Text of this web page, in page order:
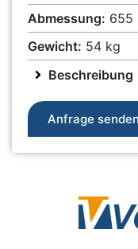
Abmessung: 655
Gewicht: 54 kg
Beschreibung
Anfrage senden